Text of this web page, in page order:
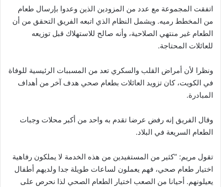
اتفقت المجموعة مع عدد من المزودين الذين وعدوا بإرسال طعام
من المخطط رميه. ويشمل النظام الذي اتبعه الفريق التحقق من أن
الطعام غير منتهي الصلاحية، وأنه صالح للاستهلاك قبل توزيعه
للعائلات المحتاجة.
ونظرا لأن أمراض القلب والسكري تعد من المسببات الرئيسية للوفاة
في الكويت، كان تزويد العائلات بطعام صحي هدف آخر من أهداف
المبادرة.
وقال الفريق إنه رفض عرضا تقدم به واحد من أكبر محلات وجبات
الطعام السريعة في البلاد.
تقول مريم: “كثير من المستفيدين من هذه الخدمة لا يملكون رفاهية
اختيار طعام صحي، فهم يعملون لساعات طويلة جدا ولديهم أطفال
يعيلونهم. أحيانا من الصعب اختيار الطعام الصحي لذا نحرص على